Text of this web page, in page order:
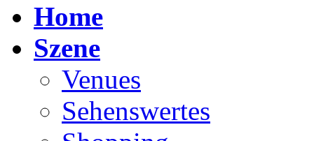
Home
Szene
Venues
Sehenswertes